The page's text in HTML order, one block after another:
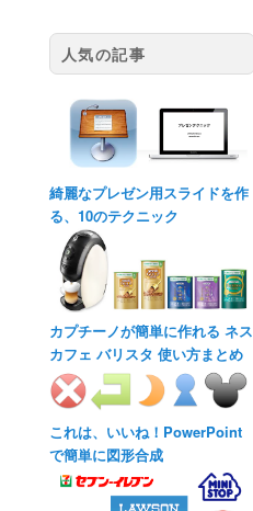
人気の記事
綺麗なプレゼン用スライドを作
る、10のテクニック
カプチーノが簡単に作れる ネス
カフェ バリスタ 使い方まとめ
これは、いいね！PowerPoint
で簡単に図形合成